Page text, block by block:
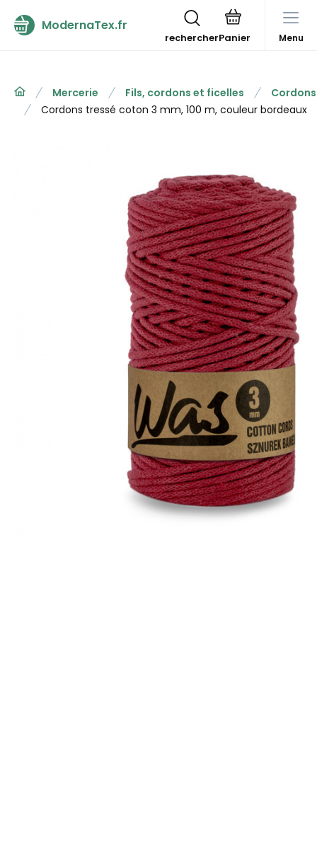
ModernaTex.fr
rechercher Menu
Mercerie Fils, cordons et ficelles
Cordons tressé coton 3 mm, 100 m, couleur bordeaux